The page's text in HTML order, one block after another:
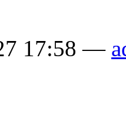
17:58 —